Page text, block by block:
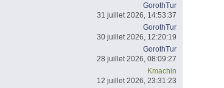
GorothTur
31 juillet 2026, 14:53:37
GorothTur
30 juillet 2026, 12:20:19
GorothTur
28 juillet 2026, 08:09:27
Kmachin
12 juillet 2026, 23:31:23